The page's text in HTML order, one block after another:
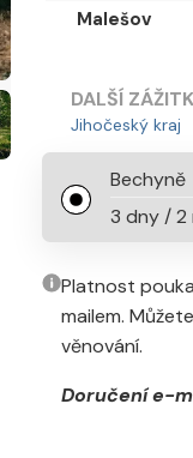
Malešov
DALŠÍ
Jihočeský kraj
Bechyně
3 dny / 2
Platnost
mailem.
věnování.
Doručení e-